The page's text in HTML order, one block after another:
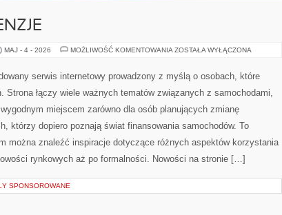
MAJ - 4 - 2026 MOŻLIWOŚĆ KOMENTOWANIA TESTY
ZOSTAŁA WYŁĄCZONA
serwis internetowy prowadzony z myślą o osobach, które
Strona łączy wiele ważnych tematów związanych z samochodami,
miejscem zarówno dla osób planujących zmianę
którzy dopiero poznają świat finansowania samochodów. To
można znaleźć inspiracje dotyczące różnych aspektów korzystania
rynkowych aż po formalności. Nowości na stronie […]
SPONSOROWANE